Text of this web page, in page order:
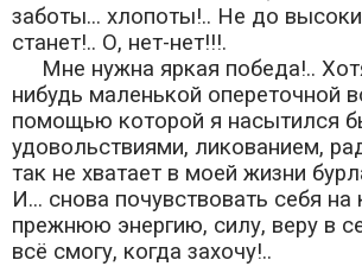
заботы... хлопоты!.. Не до
станет!.. О, нет-нет!!!.
Мне нужна яркая победа!..
нибудь маленькой опереточной
помощью которой я насытился
удовольствиями, ликованием,
так не хватает в моей жизни
И... снова почувствовать себя на
прежнюю энергию, силу, веру в
всё смогу, когда захочу!..